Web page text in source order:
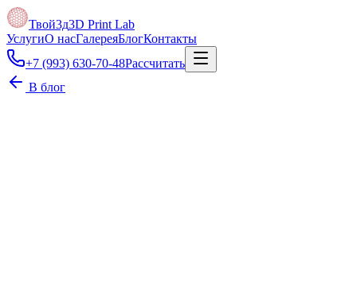
Твой3д3D Print Lab
УслугиО насГалереяБлогКонтакты
+7 (993) 630-70-48Рассчитать
В блог